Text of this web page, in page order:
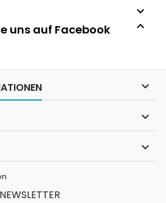


uns auf Facebook



NEWSLETTER